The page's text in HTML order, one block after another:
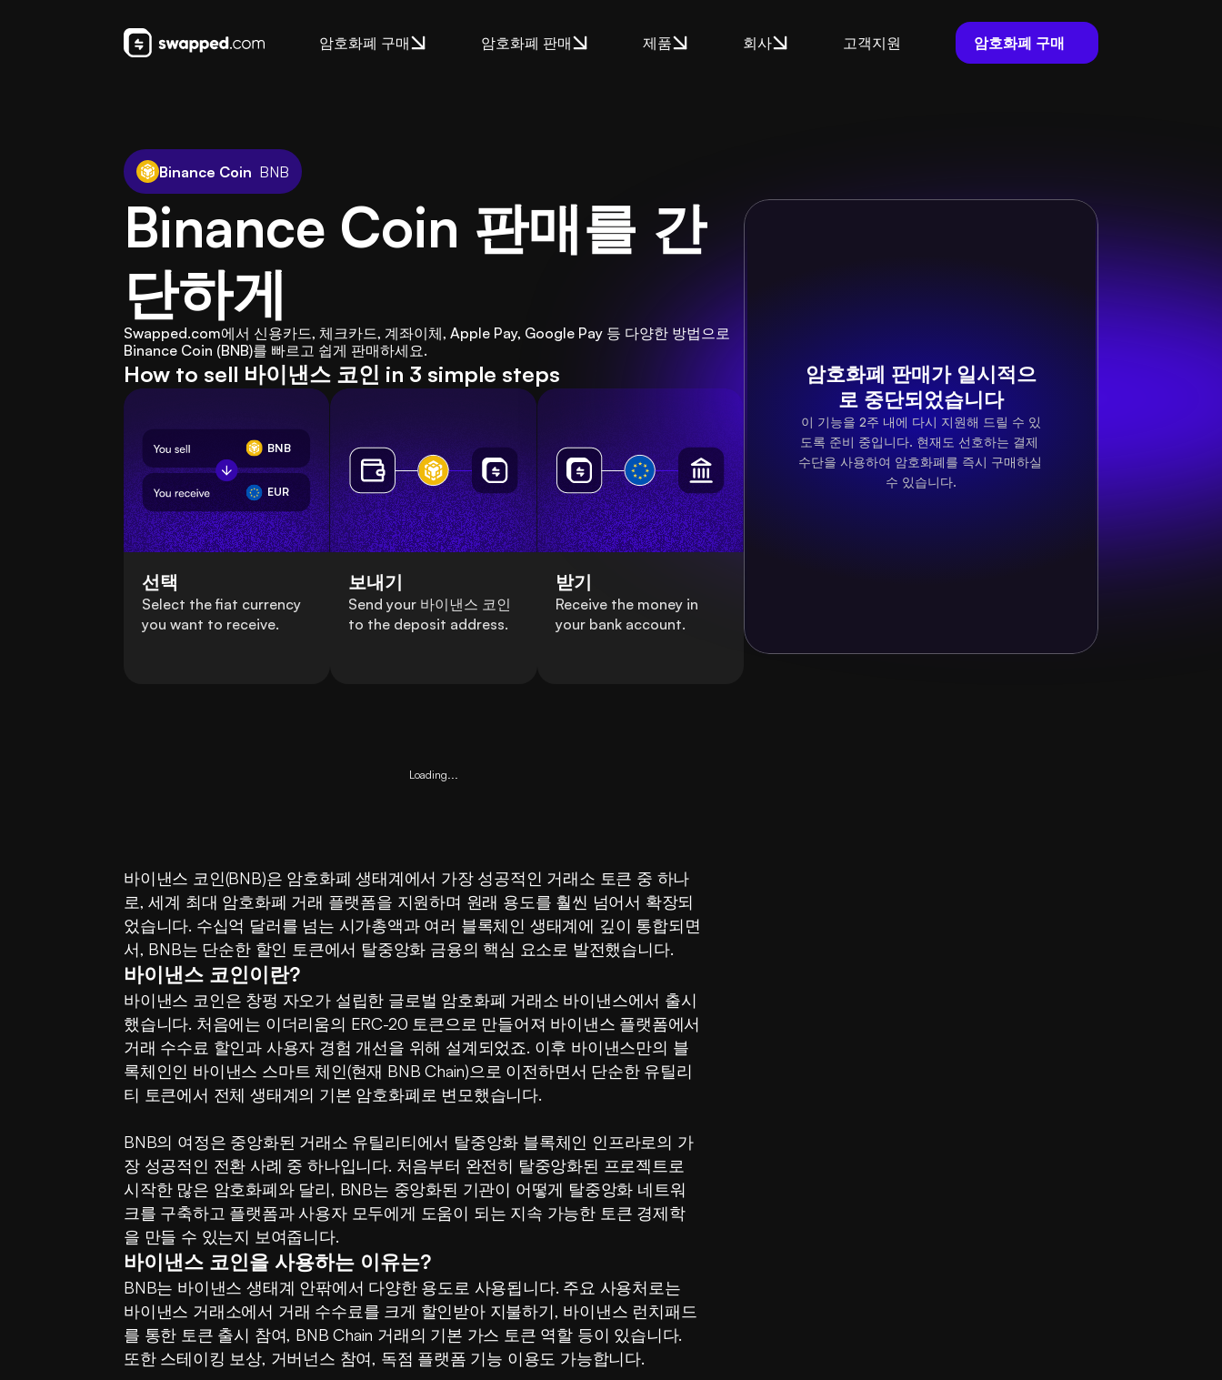
암호화폐 구매 암호화폐 판매 제품 회사 고객지원 암호화폐 구매
Binance Coin BNB
Binance Coin 판매를 간
단하게
Swapped.com에서 신용카드, 체크카드, 계좌이체, Apple Pay, Google Pay 등 다양한 방법으로
Binance Coin (BNB)를 빠르고 쉽게 판매하세요.
How to sell 바이낸스 코인 in 3 simple steps
BNB
EUR
선택
Select the fiat currency
you want to receive.
보내기
Send your 바이낸스 코인
to the deposit address.
받기
Receive the money in
your bank account.
Loading...
바이낸스 코인(BNB)은 암호화폐 생태계에서 가장 성공적인 거래소 토큰 중 하나
로, 세계 최대 암호화폐 거래 플랫폼을 지원하며 원래 용도를 훨씬 넘어서 확장되
었습니다. 수십억 달러를 넘는 시가총액과 여러 블록체인 생태계에 깊이 통합되면
서, BNB는 단순한 할인 토큰에서 탈중앙화 금융의 핵심 요소로 발전했습니다.
바이낸스 코인이란?
바이낸스 코인은 창펑 자오가 설립한 글로벌 암호화폐 거래소 바이낸스에서 출시
했습니다. 처음에는 이더리움의 ERC-20 토큰으로 만들어져 바이낸스 플랫폼에서
거래 수수료 할인과 사용자 경험 개선을 위해 설계되었죠. 이후 바이낸스만의 블
록체인인 바이낸스 스마트 체인(현재 BNB Chain)으로 이전하면서 단순한 유틸리
티 토큰에서 전체 생태계의 기본 암호화폐로 변모했습니다.
BNB의 여정은 중앙화된 거래소 유틸리티에서 탈중앙화 블록체인 인프라로의 가
장 성공적인 전환 사례 중 하나입니다. 처음부터 완전히 탈중앙화된 프로젝트로
시작한 많은 암호화폐와 달리, BNB는 중앙화된 기관이 어떻게 탈중앙화 네트워
크를 구축하고 플랫폼과 사용자 모두에게 도움이 되는 지속 가능한 토큰 경제학
을 만들 수 있는지 보여줍니다.
바이낸스 코인을 사용하는 이유는?
BNB는 바이낸스 생태계 안팎에서 다양한 용도로 사용됩니다. 주요 사용처로는
바이낸스 거래소에서 거래 수수료를 크게 할인받아 지불하기, 바이낸스 런치패드
를 통한 토큰 출시 참여, BNB Chain 거래의 기본 가스 토큰 역할 등이 있습니다.
또한 스테이킹 보상, 거버넌스 참여, 독점 플랫폼 기능 이용도 가능합니다.
암호화폐 판매가 일시적으
로 중단되었습니다
이 기능을 2주 내에 다시 지원해 드릴 수 있
도록 준비 중입니다. 현재도 선호하는 결제
수단을 사용하여 암호화폐를 즉시 구매하실
수 있습니다.